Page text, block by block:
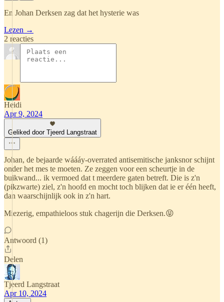
En Johan Derksen zag dat het hysterie was
Lezen →
2 reacties
Heidi
Apr 9, 2024
Geliked door Tjeerd Langstraat
Johan, de bejaarde wáááy-overrated antisemitische janksnor schijnt
onder het mes te moeten. Ze zeggen voor een scheurtje in de
buikwand... ik vermoed dat t meerdere gaten betreft. Die is z'n
(pikzwarte) ziel, z'n hoofd en mocht toch blijken dat ie er één heeft,
dan waarschijnlijk ook in z'n hart.
Miezerig, empathieloos stuk chagerijn die Derksen.😝
Antwoord (1)
Delen
Tjeerd Langstraat
Apr 10, 2024